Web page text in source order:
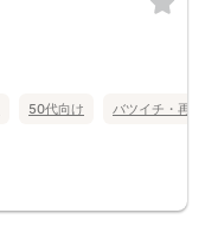
50代向け バツイチ・再婚